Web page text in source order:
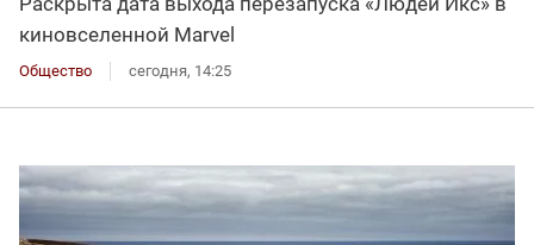
киновселенной Marvel
Общество сегодня, 14:25